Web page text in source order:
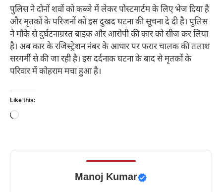
पुलिस ने दोनों शवों को कब्जे में लेकर पोस्टमार्टम के लिए भेज दिया है
और मृतकों के परिजनों को इस दुखद घटना की सूचना दे दी है। पुलिस
ने मौके से दुर्घटनाग्रस्त बाइक और आरोपी की कार को सीज कर लिया
है। अब कार के रजिस्ट्रेशन नंबर के आधार पर फरार चालक की तलाश
सरगर्मी से की जा रही है। इस दर्दनाक घटना के बाद से मृतकों के
परिवार में कोहराम मचा हुआ है।
Like this:
Loading…
Manoj Kumar